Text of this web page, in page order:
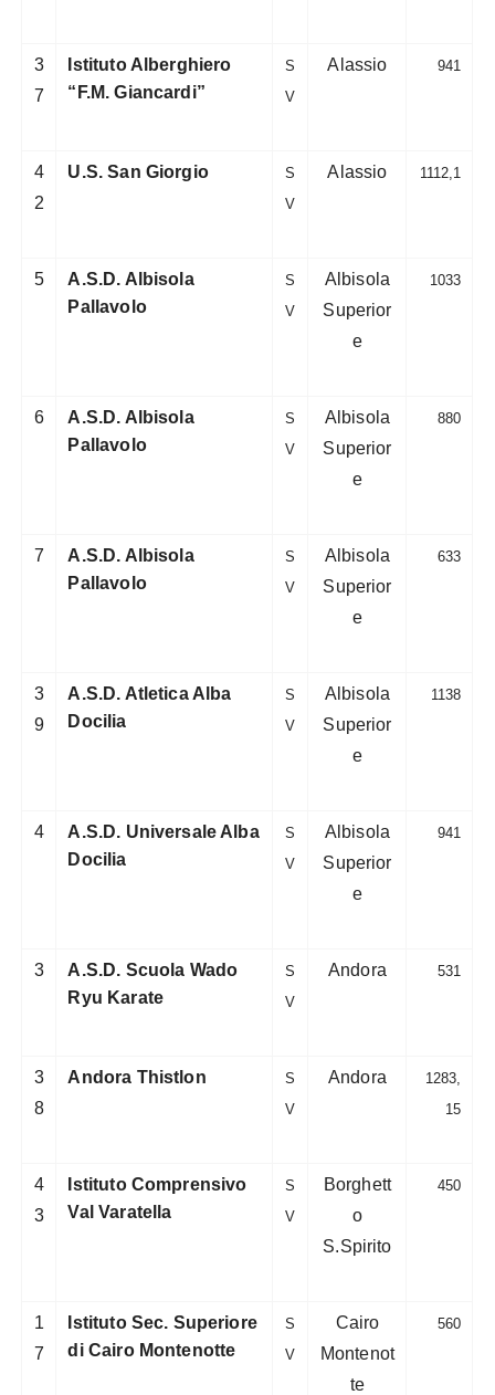
3
7
Istituto Alberghiero
“F.M. Giancardi”
S
V
Alassio 941
4
2
U.S. San Giorgio
S
V
Alassio 1112,1
5
A.S.D. Albisola
Pallavolo
S
V
Albisola
Superior
e
1033
6
A.S.D. Albisola
Pallavolo
S
V
Albisola
Superior
e
880
7
A.S.D. Albisola
Pallavolo
S
V
Albisola
Superior
e
633
3
9
A.S.D. Atletica Alba
Docilia
S
V
Albisola
Superior
e
1138
4
A.S.D. Universale Alba
Docilia
S
V
Albisola
Superior
e
941
3
A.S.D. Scuola Wado
Ryu Karate
S
V
Andora 531
3
8
Andora Thistlon
S
V
Andora
1283,
15
4
3
Istituto Comprensivo
Val Varatella
S
V
Borghett
o
S.Spirito
450
1
7
Istituto Sec. Superiore
di Cairo Montenotte
S
V
Cairo
Montenot
te
560